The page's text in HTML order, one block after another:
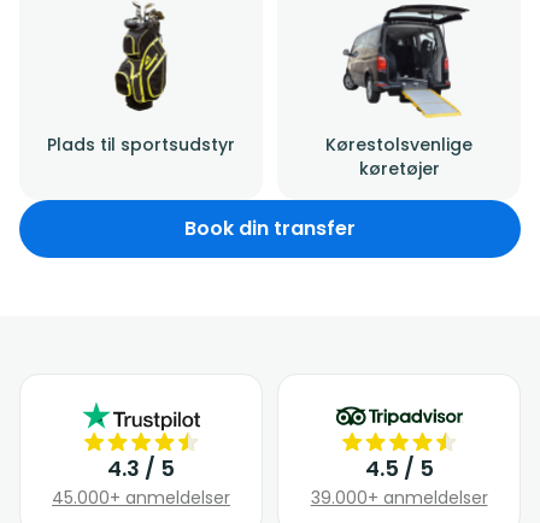
Plads til sportsudstyr
Kørestolsvenlige
køretøjer
Book din transfer
4.3 / 5
45.000+ anmeldelser
4.5 / 5
39.000+ anmeldelser